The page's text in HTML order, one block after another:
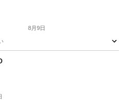
8月9日